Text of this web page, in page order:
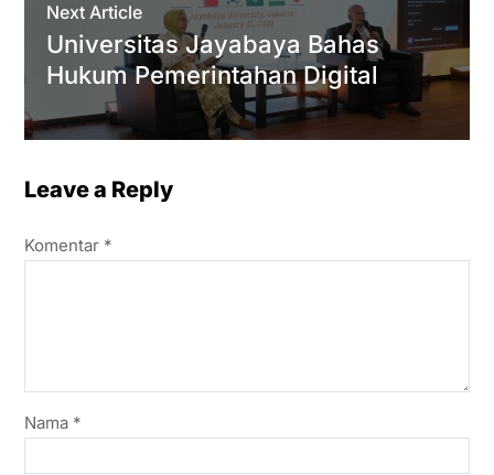
Next Article
Universitas Jayabaya Bahas
Hukum Pemerintahan Digital
Leave a Reply
Komentar *
Nama *